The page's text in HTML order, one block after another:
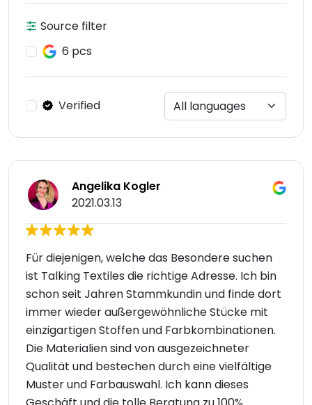
Source filter
6 pcs
Verified
Angelika Kogler
2021.03.13
Für diejenigen, welche das Besondere suchen
ist Talking Textiles die richtige Adresse. Ich bin
schon seit Jahren Stammkundin und finde dort
immer wieder außergewöhnliche Stücke mit
einzigartigen Stoffen und Farbkombinationen.
Die Materialien sind von ausgezeichneter
Qualität und bestechen durch eine vielfältige
Muster und Farbauswahl. Ich kann dieses